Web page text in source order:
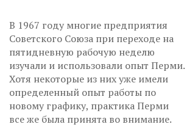
В 1967 году многие предприятия
Советского Союза при переходе на
пятидневную рабочую неделю
изучали и использовали опыт Перми.
Хотя некоторые из них уже имели
определенный опыт работы по
новому графику, практика Перми
все же была принята во внимание.